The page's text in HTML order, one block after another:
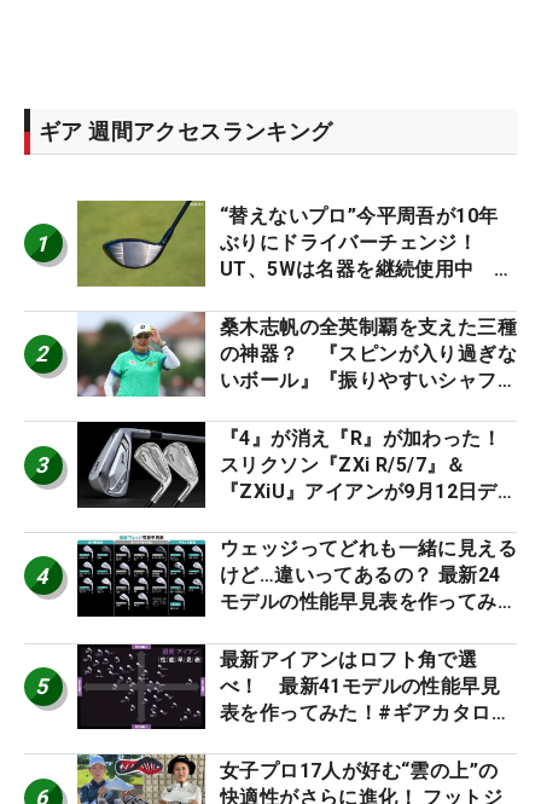
ギア 週間アクセスランキング
1
“替えないプロ”今平周吾が10年
ぶりにドライバーチェンジ！
UT、5Wは名器を継続使用中 #
2
桑木志帆の全英制覇を支えた三種
の神器？ 『スピンが入り過ぎな
いボール』『振りやすいシャフ
ー』 #女子プロセッティング
3
『4』が消え『R』が加わった！
スリクソン『ZXi R/5/7』＆
『ZXiU』アイアンが9月12日デ
4
ウェッジってどれも一緒に見える
けど…違いってあるの？ 最新24
モデルの性能早見表を作ってみ
5
最新アイアンはロフト角で選
べ！ 最新41モデルの性能早見
表を作ってみた！#ギアカタログ
6
女子プロ17人が好む“雲の上”の
快適性がさらに進化！ フットジ